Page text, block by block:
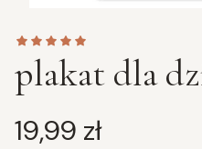
plakat dla
Cena
19,99 zł